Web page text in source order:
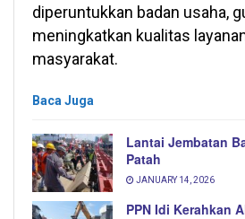
diperuntukkan badan usaha,
meningkatkan kualitas
masyarakat.
Baca Juga
Lantai Jembatan
Patah
JANUARY 14, 2026
PPN Idi Kerahkan